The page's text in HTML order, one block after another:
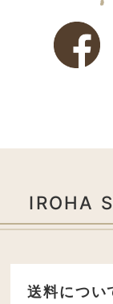
IROHA
送料につい